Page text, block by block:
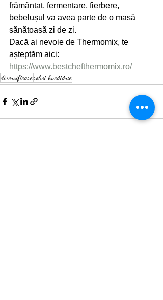
frământat, fermentare, fierbere,
bebelușul va avea parte de o masă
sănătoasă zi de zi.
Dacă ai nevoie de Thermomix, te
așteptăm aici:
https://www.bestchefthermomix.ro/
diversificarerobot bucătărie